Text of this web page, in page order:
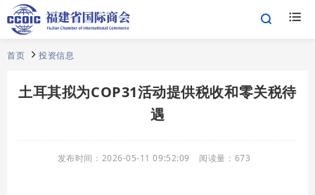
首页 投资信息
土耳其拟为COP31活动提供税收和零关税待
遇
发布时间： 2026-05-11 09:52:09 阅读量： 673